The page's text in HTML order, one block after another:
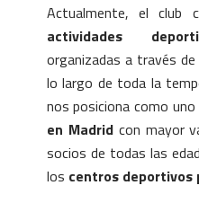
Actualmente, el club
actividades
organizadas a través
lo largo de toda la
nos posiciona como
en Madridcon mayor
socios de todas las
los centros deportivos